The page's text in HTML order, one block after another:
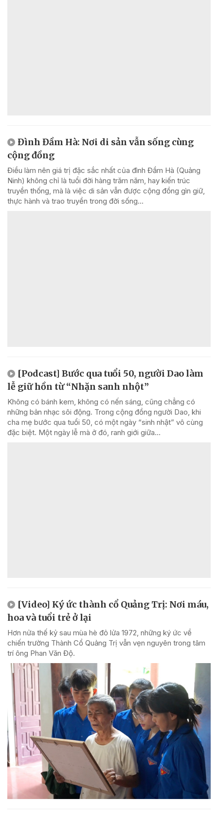
Đình Đầm Hà: Nơi di sản vẫn sống cùng
cộng đồng
Điều làm nên giá trị đặc sắc nhất của đình Đầm Hà (Quảng
Ninh) không chỉ là tuổi đời hàng trăm năm, hay kiến trúc
truyền thống, mà là việc di sản vẫn được cộng đồng gìn giữ,
thực hành và trao truyền trong đời sống...
[Podcast] Bước qua tuổi 50, người Dao làm
lễ giữ hồn từ “Nhặn sanh nhột”
Không có bánh kem, không có nến sáng, cũng chẳng có
những bản nhạc sôi động. Trong cộng đồng người Dao, khi
cha mẹ bước qua tuổi 50, có một ngày “sinh nhật” vô cùng
đặc biệt. Một ngày lễ mà ở đó, ranh giới giữa...
[Video] Ký ức thành cổ Quảng Trị: Nơi máu,
hoa và tuổi trẻ ở lại
Hơn nửa thế kỷ sau mùa hè đỏ lửa 1972, những ký ức về
chiến trường Thành Cổ Quảng Trị vẫn vẹn nguyên trong tâm
trí ông Phan Văn Độ.